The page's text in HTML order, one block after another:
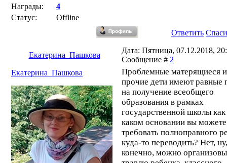
Награды:
4
Статус:
Offline
Ответить
Екатерина_Пашкова
Дата: Пятница, 07.12.2018,
Сообщение # 2
Екатерина_Пашкова
Проблемные матерящиеся и
прочие дети имеют равные
на получение всеобщего
образования в рамках
государственной школы
каком основании вы можете
требовать полноправного
куда-то переводить? Нет, ну,
конечно, можно